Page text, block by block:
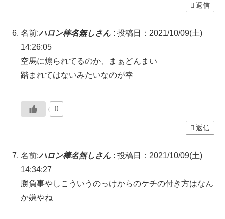
返信
名前:ハロン棒名無しさん : 投稿日：2021/10/09(土)
14:26:05
空馬に煽られてるのか、まぁどんまい
踏まれてはないみたいなのが幸
0
返信
名前:ハロン棒名無しさん : 投稿日：2021/10/09(土)
14:34:27
勝負事やしこういうのっけからのケチの付き方はなん
か嫌やね